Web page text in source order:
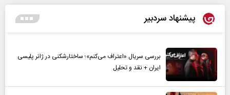
پیشنهاد سردبیر
بررسی سریال «اعتراف می‌کنم»؛ ساختارشکنی در ژانر پلیسی
ایران + نقد و تحلیل